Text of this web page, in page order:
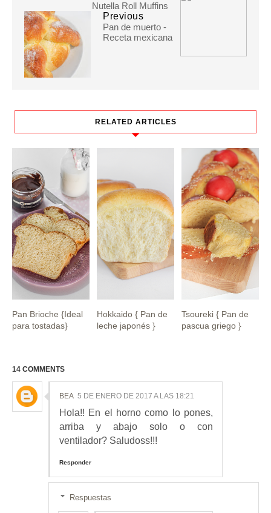
Nutella Roll Muffins
Previous
Pan de muerto -
Receta mexicana
RELATED ARTICLES
Pan Brioche {Ideal
para tostadas}
Hokkaido { Pan de
leche japonés }
Tsoureki { Pan de
pascua griego }
14 COMMENTS
BEA 5 DE ENERO DE 2017 A LAS 18:21
Hola!! En el horno como lo pones,
arriba y abajo solo o con
ventilador? Saludoss!!!
Responder
Respuestas